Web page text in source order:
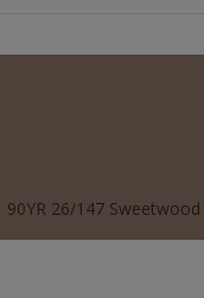
90YR 26/147 Sweetwood